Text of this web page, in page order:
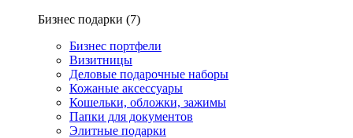
Бизнес подарки (7)
Бизнес портфели
Визитницы
Деловые подарочные наборы
Кожаные аксессуары
Кошельки, обложки, зажимы
Папки для документов
Элитные подарки